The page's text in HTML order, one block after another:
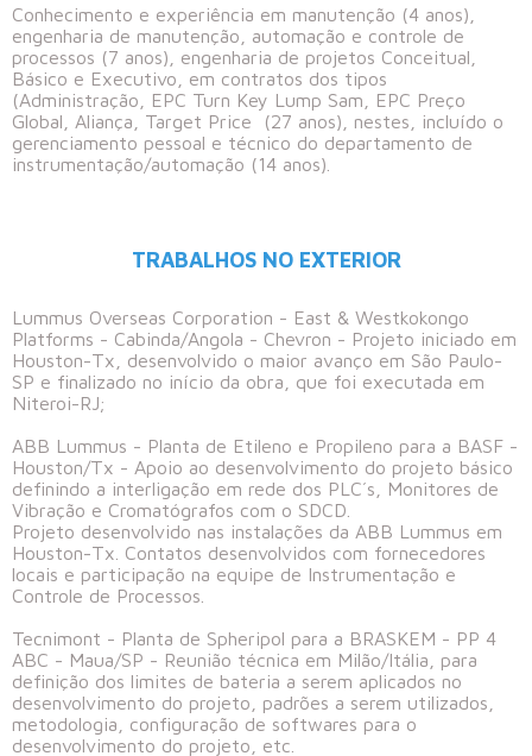
Conhecimento e experiência em manutenção (4 anos),
engenharia de manutenção, automação e controle de
processos (7 anos), engenharia de projetos Conceitual,
Básico e Executivo, em contratos dos tipos
(Administração, EPC Turn Key Lump Sam, EPC Preço
Global, Aliança, Target Price (27 anos), nestes, incluído o
gerenciamento pessoal e técnico do departamento de
instrumentação/automação (14 anos).
TRABALHOS NO EXTERIOR
Lummus Overseas Corporation - East & Westkokongo
Platforms - Cabinda/Angola - Chevron - Projeto iniciado em
Houston-Tx, desenvolvido o maior avanço em São Paulo-
SP e finalizado no início da obra, que foi executada em
Niteroi-RJ;
ABB Lummus - Planta de Etileno e Propileno para a BASF -
Houston/Tx - Apoio ao desenvolvimento do projeto básico
definindo a interligação em rede dos PLC´s, Monitores de
Vibração e Cromatógrafos com o SDCD.
Projeto desenvolvido nas instalações da ABB Lummus em
Houston-Tx. Contatos desenvolvidos com fornecedores
locais e participação na equipe de Instrumentação e
Controle de Processos.
Tecnimont - Planta de Spheripol para a BRASKEM - PP 4
ABC - Maua/SP - Reunião técnica em Milão/Itália, para
definição dos limites de bateria a serem aplicados no
desenvolvimento do projeto, padrões a serem utilizados,
metodologia, configuração de softwares para o
desenvolvimento do projeto, etc.